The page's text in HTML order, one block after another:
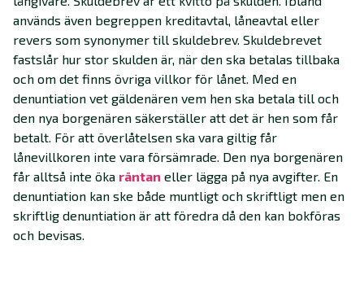
används även begreppen kreditavtal, låneavtal eller
revers som synonymer till skuldebrev. Skuldebrevet
fastslår hur stor skulden är, när den ska betalas tillbaka
och om det finns övriga villkor för lånet. Med en
denuntiation vet gäldenären vem hen ska betala till och
den nya borgenären säkerställer att det är hen som får
betalt. För att överlåtelsen ska vara giltig får
lånevillkoren inte vara försämrade. Den nya borgenären
får alltså inte öka räntan eller lägga på nya avgifter. En
denuntiation kan ske både muntligt och skriftligt men en
skriftlig denuntiation är att föredra då den kan bokföras
och bevisas.